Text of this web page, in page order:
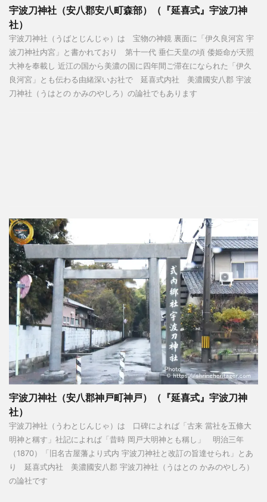
宇波刀神社（安八郡安八町森部）（『延喜式』宇波刀神
社）
宇波刀神社（うばとじんじゃ）は 宝物の神鏡 裏面に「伊久良河宮 宇
波刀神社内宮」と書かれており 第十一代 垂仁天皇の頃 倭姫命が天照
大神を奉載し 近江の国から美濃の国に四年間ご滞在になられた「伊久
良河宮」とも伝わる由緒深いお社で 延喜式内社 美濃國安八郡 宇波
刀神社（うはとの かみのやしろ）の論社でもあります
宇波刀神社（安八郡神戸町神戸）（『延喜式』宇波刀神
社）
宇波刀神社（うわとじんじゃ）は 口碑によれば「古来 當社を五條大
明神と稱す」社記によれば「昔時 岡戸大明神とも稱し」 明治三年
（1870）「旧名古屋藩より式内 宇波刀神社と改訂の旨達せられ」とあ
り 延喜式内社 美濃國安八郡 宇波刀神社（うはとの かみのやしろ）
の論社です